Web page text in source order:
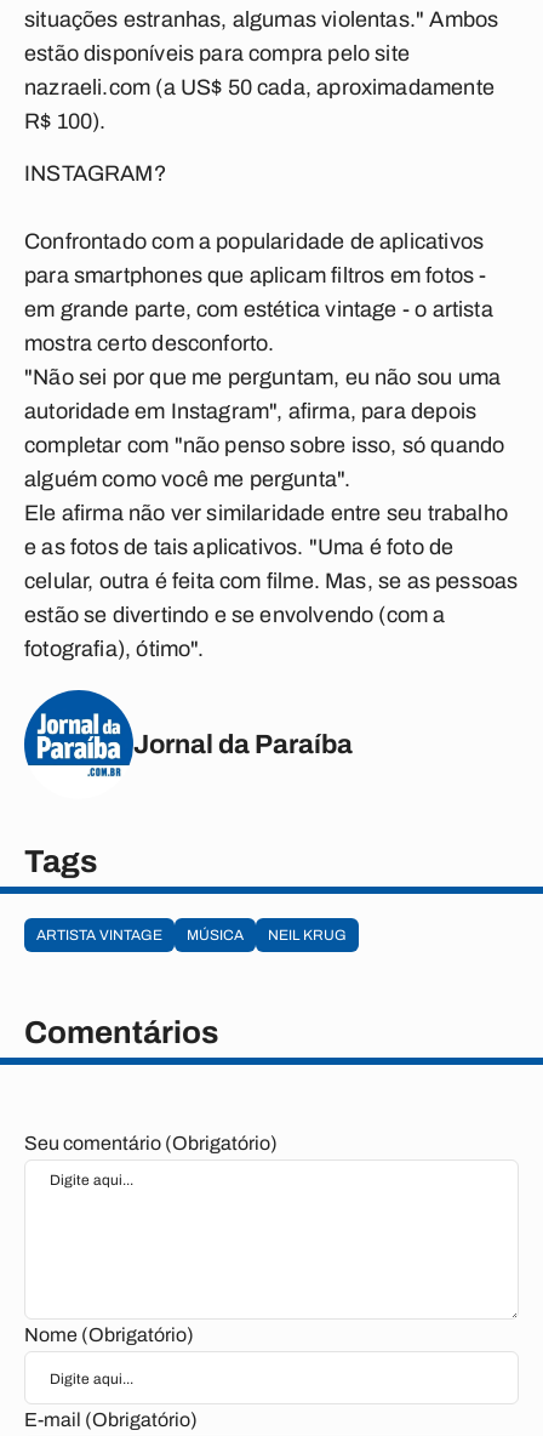
situações estranhas, algumas violentas." Ambos
estão disponíveis para compra pelo site
nazraeli.com (a US$ 50 cada, aproximadamente
R$ 100).
INSTAGRAM?
Confrontado com a popularidade de aplicativos
para smartphones que aplicam filtros em fotos -
em grande parte, com estética vintage - o artista
mostra certo desconforto.
"Não sei por que me perguntam, eu não sou uma
autoridade em Instagram", afirma, para depois
completar com "não penso sobre isso, só quando
alguém como você me pergunta".
Ele afirma não ver similaridade entre seu trabalho
e as fotos de tais aplicativos. "Uma é foto de
celular, outra é feita com filme. Mas, se as pessoas
estão se divertindo e se envolvendo (com a
fotografia), ótimo".
Jornal da Paraíba
Tags
ARTISTA VINTAGE MÚSICA NEIL KRUG
Comentários
Seu comentário (Obrigatório)
Nome (Obrigatório)
E-mail (Obrigatório)